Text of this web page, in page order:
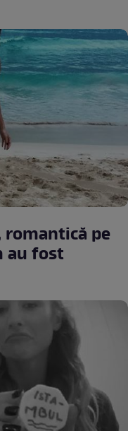
romantică pe
au fost